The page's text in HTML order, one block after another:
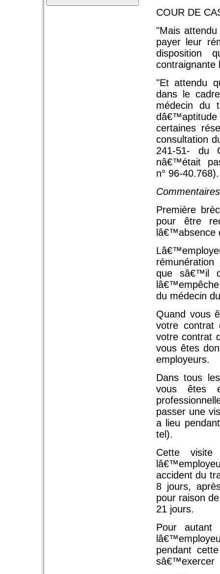
COUR DE
"Mais
payer leur
disposition
"Et attendu
dans le
médecin du
certaines
consultation
241-51- du
nâ€™était
n° 96-40.768).
Commentaires
Première
pour être
lâ€™absence
que sâ€™il
du médecin
Quand vous
votre contrat
votre contrat
vous êtes
employeurs.
Dans tous
vous êtes
passer une
a lieu
tel).
Cette
accident du
8 jours,
pour raison
21 jours.
Pour autant
pendant
sâ€™exercer